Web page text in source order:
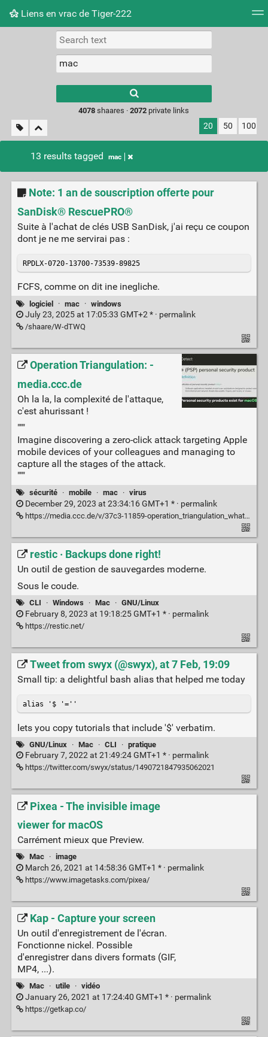
Liens en vrac de Tiger-222
Picture wall
results.
4078 shaares ·2072 private links
20 50 100
13 results tagged mac
Note: 1 an de souscription offerte pour
SanDisk® RescuePRO®
Suite à l'achat de clés USB SanDisk, j'ai reçu ce coupon
dont je ne me servirai pas :
RPDLX-0720-13700-73539-89825
FCFS, comme on dit ine inegliche.
logiciel · mac · windows
July 23, 2025 at 17:05:33 GMT+2 * · permalink
/shaare/W-dTWQ
Operation Triangulation: -
media.ccc.de
Oh la la, la complexité de l'attaque,
c'est ahurissant !
"""
Imagine discovering a zero-click attack targeting Apple
mobile devices of your colleagues and managing to
capture all the stages of the attack.
"""
sécurité · mobile · mac · virus
December 29, 2023 at 23:34:16 GMT+1 * · permalink
https://media.ccc.de/v/37c3-11859-operation_triangulation_what_you_get_when_attack_iphones_of_researchers
restic · Backups done right!
Un outil de gestion de sauvegardes moderne.
Sous le coude.
CLI · Windows · Mac · GNU/Linux
February 8, 2023 at 19:18:25 GMT+1 * · permalink
https://restic.net/
Tweet from swyx (@swyx), at 7 Feb, 19:09
Small tip: a delightful bash alias that helped me today
alias '$ '=''
lets you copy tutorials that include '$' verbatim.
GNU/Linux · Mac · CLI · pratique
February 7, 2022 at 21:49:24 GMT+1 * · permalink
https://twitter.com/swyx/status/1490721847935062021
Pixea - The invisible image
viewer for macOS
Carrément mieux que Preview.
Mac · image
March 26, 2021 at 14:58:36 GMT+1 * · permalink
https://www.imagetasks.com/pixea/
Kap - Capture your screen
Un outil d'enregistrement de l'écran.
Fonctionne nickel. Possible
d'enregistrer dans divers formats (GIF,
MP4, ...).
Mac · utile · vidéo
January 26, 2021 at 17:24:40 GMT+1 * · permalink
https://getkap.co/